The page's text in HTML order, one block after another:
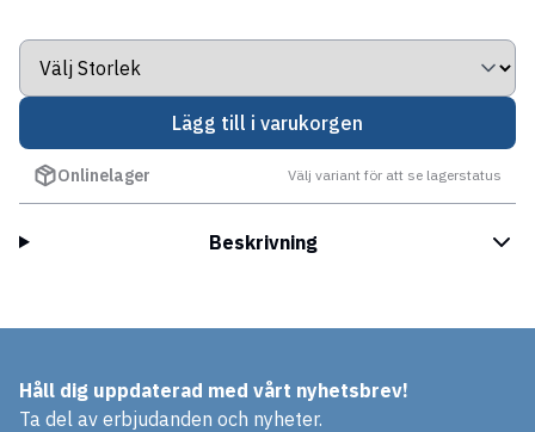
Lägg till i varukorgen
Onlinelager Välj variant för att se lagerstatus
Beskrivning
Håll dig uppdaterad med vårt nyhetsbrev!
Ta del av erbjudanden och nyheter.